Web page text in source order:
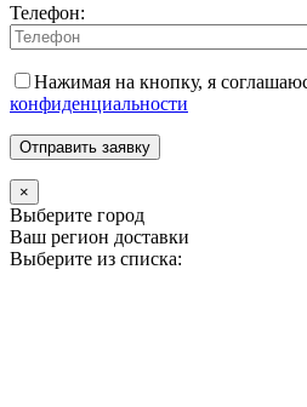
Телефон:
Нажимая на кнопку, я
конфиденциальности
×
Выберите город
Ваш регион доставки
Выберите из списка: